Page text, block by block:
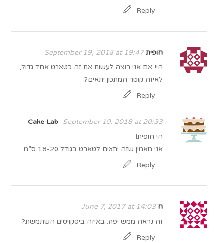
Reply
חופית September 19, 2018 at 19:47
הי! אם אני רוצה לעשות את זה כטארט אחד גדול,
לאיזה קוטר המתכון יתאים?
Reply
Cake Lab
September 19, 2018 at 20:33
הי חופית!
אני מאמין שזה יתאים לטארט בגודל 18-20 ס”מ.
Reply
ח June 7, 2017 at 14:03
זה נראה ממש יפה. באיזה ביסקויטים השתמשת?
Reply